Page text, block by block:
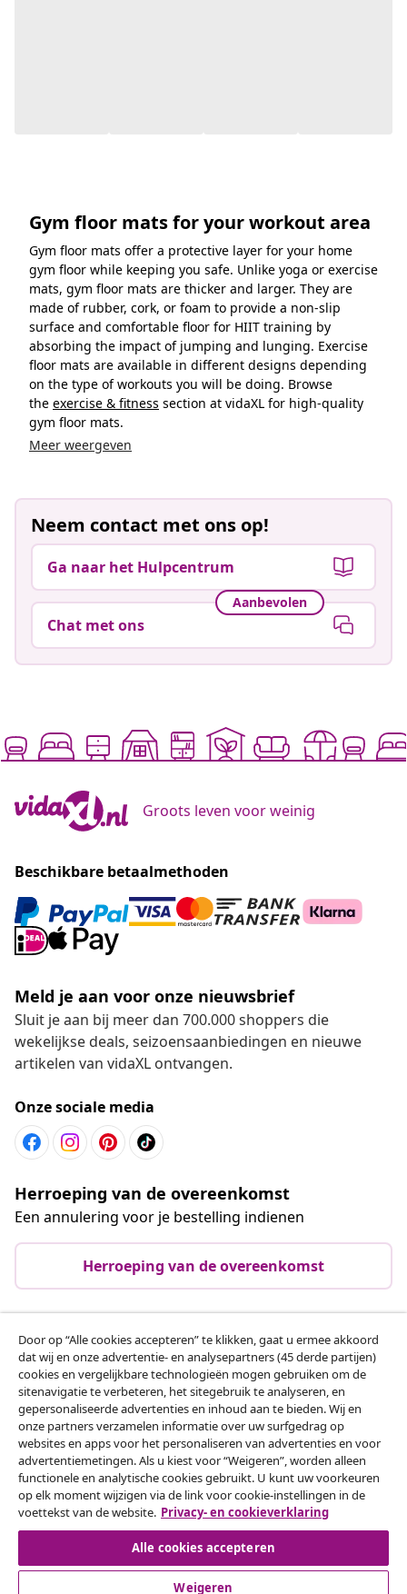
Gym floor mats for your workout area
Gym floor mats offer a protective layer for your home
gym floor while keeping you safe. Unlike yoga or exercise
mats, gym floor mats are thicker and larger. They are
made of rubber, cork, or foam to provide a non-slip
surface and comfortable floor for HIIT training by
absorbing the impact of jumping and lunging. Exercise
floor mats are available in different designs depending
on the type of workouts you will be doing. Browse
the exercise & fitness section at vidaXL for high-quality
gym floor mats.
Meer weergeven
Neem contact met ons op!
Ga naar het Hulpcentrum
Aanbevolen
Chat met ons
Groots leven voor weinig
Beschikbare betaalmethoden
Meld je aan voor onze nieuwsbrief
Sluit je aan bij meer dan 700.000 shoppers die
wekelijkse deals, seizoensaanbiedingen en nieuwe
artikelen van vidaXL ontvangen.
Onze sociale media
Herroeping van de overeenkomst
Een annulering voor je bestelling indienen
Herroeping van de overeenkomst
Klantenservice
Zakelijk
vidaXL
Ontdek meer
Door op “Alle cookies accepteren” te klikken, gaat u ermee akkoord
dat wij en onze advertentie- en analysepartners (45 derde partijen)
cookies en vergelijkbare technologieën mogen gebruiken om de
sitenavigatie te verbeteren, het sitegebruik te analyseren, en
gepersonaliseerde advertenties en inhoud aan te bieden. Wij en
onze partners verzamelen informatie over uw surfgedrag op
websites en apps voor het personaliseren van advertenties en voor
advertentiemetingen. Als u kiest voor “Weigeren”, worden alleen
functionele en analytische cookies gebruikt. U kunt uw voorkeuren
op elk moment wijzigen via de link voor cookie-instellingen in de
voettekst van de website. Privacy- en cookieverklaring
Alle cookies accepteren
Weigeren